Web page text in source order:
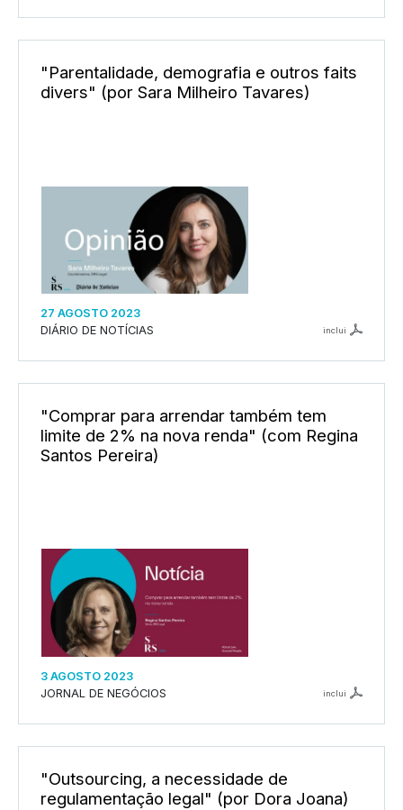
"Parentalidade, demografia e outros faits
divers" (por Sara Milheiro Tavares)
27 AGOSTO 2023
DIÁRIO DE NOTÍCIAS
inclui
"Comprar para arrendar também tem
limite de 2% na nova renda" (com Regina
Santos Pereira)
3 AGOSTO 2023
JORNAL DE NEGÓCIOS
inclui
"Outsourcing, a necessidade de
regulamentação legal" (por Dora Joana)